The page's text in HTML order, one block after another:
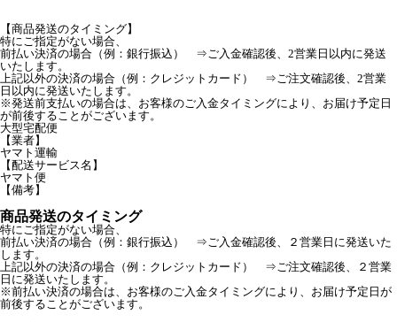
【商品発送のタイミング】
特にご指定がない場合、
前払い決済の場合（例：銀行振込） ⇒ご入金確認後、2営業日以内に発送
いたします。
上記以外の決済の場合（例：クレジットカード） ⇒ご注文確認後、2営業
日以内に発送いたします。
※発送前支払いの場合は、お客様のご入金タイミングにより、お届け予定日
が前後することがございます。
大型宅配便
【業者】
ヤマト運輸
【配送サービス名】
ヤマト便
【備考】
商品発送のタイミング
特にご指定がない場合、
前払い決済の場合（例：銀行振込） ⇒ご入金確認後、２営業日に発送いた
します。
上記以外の決済の場合（例：クレジットカード） ⇒ご注文確認後、２営業
日に発送いたします。
※前払い決済の場合は、お客様のご入金タイミングにより、お届け予定日が
前後することがございます。